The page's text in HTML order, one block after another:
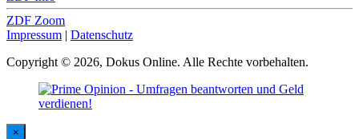
ZDF Zoom
Impressum | Datenschutz
Copyright © 2026, Dokus Online. Alle Rechte vorbehalten.
×